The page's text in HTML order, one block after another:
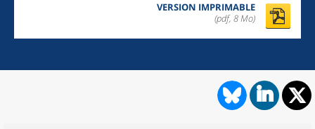
VERSION IMPRIMABLE
(pdf, 8 Mo)